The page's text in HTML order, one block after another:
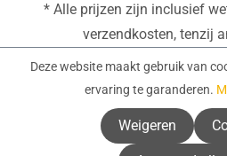
* Alle prijzen zijn inclusief
verzendkosten, tenzij
Deze website maakt gebruik van
ervaring te garanderen.
Weigeren